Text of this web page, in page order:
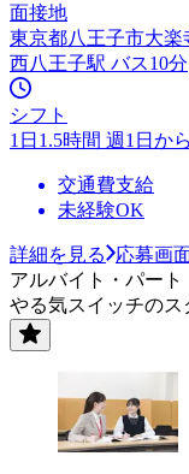
面接地
東京都八王子市大楽
西八王子駅 バス10分
シフト
1日1.5時間 週1日か
交通費支給
未経験OK
詳細を見る
応募画
アルバイト・パート
やる気スイッチのス